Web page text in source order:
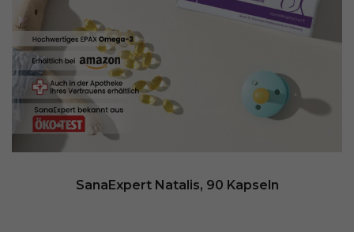
SanaExpert Natalis, 90 Kapseln